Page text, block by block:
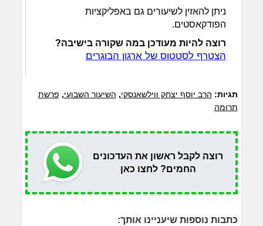
ניתן להאזין לשיעורים גם באפליקציות
הפודקאסטים.
רוצה להיות מעודכן במה שקורה בישיבה?
הצטרף לסטטוס של ארגון הבוגרים
תגיות: הרב יוסף יצחק ווילשאנסקי, השיעור השבועי, פרשת
תרומה
רוצה לקבל ראשון את העדכונים
החמים? לחצו כאן
כתבות נוספות שיעניינו אותך: